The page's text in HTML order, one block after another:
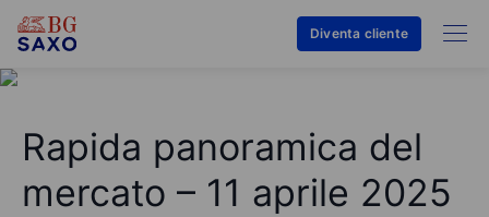
Diventa cliente
Rapida panoramica del
mercato – 11 aprile 2025